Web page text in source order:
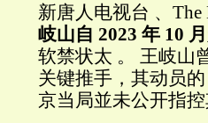
新唐人电视台 、
岐山自 2023 年 10
软禁状太 。 王岐山
关键推手，其动员
京当局並未公开指